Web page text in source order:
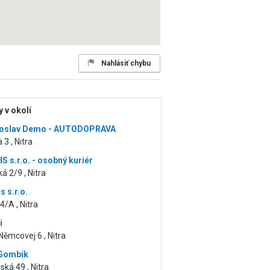
Nahlásiť chybu
v okolí
Demo - AUTODOPRAVA
3 , Nitra
s.r.o. - osobný kuriér
2/9 , Nitra
s.r.o.
A , Nitra
6 , Nitra
49 , Nitra